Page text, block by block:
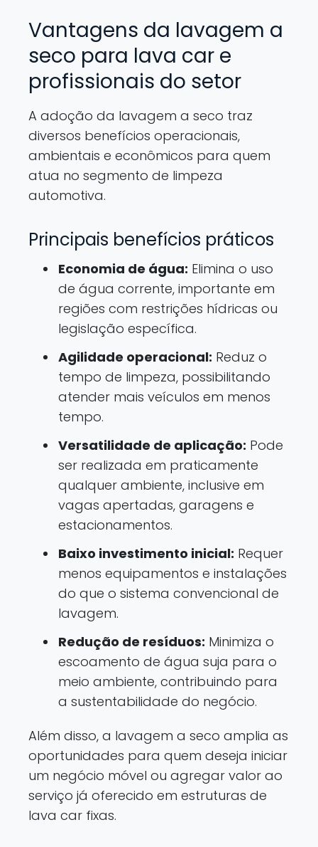
Vantagens da lavagem a
seco para lava car e
profissionais do setor
A adoção da lavagem a seco traz
diversos benefícios operacionais,
ambientais e econômicos para quem
atua no segmento de limpeza
automotiva.
Principais benefícios práticos
Economia de água: Elimina o uso
de água corrente, importante em
regiões com restrições hídricas ou
legislação específica.
Agilidade operacional: Reduz o
tempo de limpeza, possibilitando
atender mais veículos em menos
tempo.
Versatilidade de aplicação: Pode
ser realizada em praticamente
qualquer ambiente, inclusive em
vagas apertadas, garagens e
estacionamentos.
Baixo investimento inicial: Requer
menos equipamentos e instalações
do que o sistema convencional de
lavagem.
Redução de resíduos: Minimiza o
escoamento de água suja para o
meio ambiente, contribuindo para
a sustentabilidade do negócio.
Além disso, a lavagem a seco amplia as
oportunidades para quem deseja iniciar
um negócio móvel ou agregar valor ao
serviço já oferecido em estruturas de
lava car fixas.